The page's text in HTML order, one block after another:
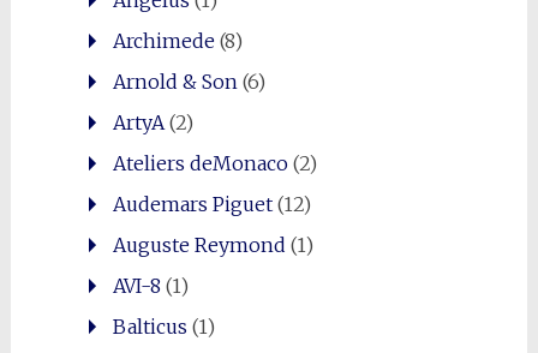
Archimede(8)
Arnold & Son (6)
ArtyA (2)
Ateliers deMonaco(2)
Audemars Piguet(12)
Auguste Reymond (1)
AVI-8 (1)
Balticus (1)